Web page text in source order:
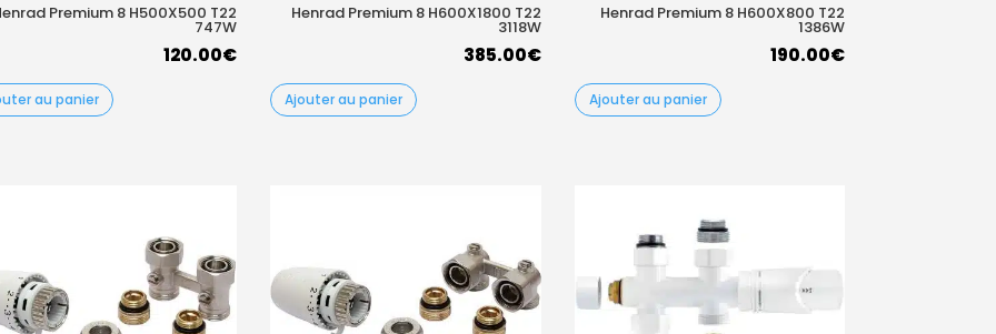
Premium 8 H500X500 T22
747W
120.00€
au panier
Henrad Premium 8 H600X1800 T22
3118W
385.00€
Ajouter au panier
Henrad Premium 8 H600X800 T22
1386W
190.00€
Ajouter au panier